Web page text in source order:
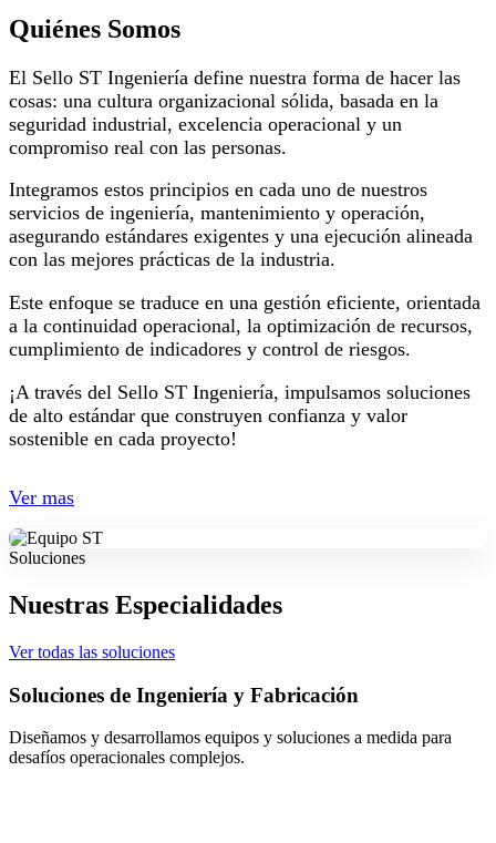
Quiénes Somos
El Sello ST Ingeniería define nuestra forma de hacer las
cosas: una cultura organizacional sólida, basada en la
seguridad industrial, excelencia operacional y un
compromiso real con las personas.
Integramos estos principios en cada uno de nuestros
servicios de ingeniería, mantenimiento y operación,
asegurando estándares exigentes y una ejecución alineada
con las mejores prácticas de la industria.
Este enfoque se traduce en una gestión eficiente, orientada
a la continuidad operacional, la optimización de recursos,
cumplimiento de indicadores y control de riesgos.
¡A través del Sello ST Ingeniería, impulsamos soluciones
de alto estándar que construyen confianza y valor
sostenible en cada proyecto!
Ver mas
Soluciones
Nuestras Especialidades
Ver todas las soluciones
Soluciones de Ingeniería y Fabricación
Diseñamos y desarrollamos equipos y soluciones a medida para
desafíos operacionales complejos.